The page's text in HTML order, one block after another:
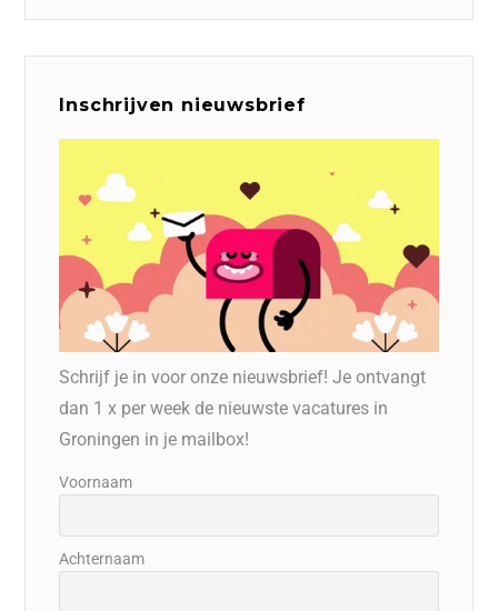
Inschrijven nieuwsbrief
Schrijf je in voor onze nieuwsbrief! Je ontvangt
dan 1 x per week de nieuwste vacatures in
Groningen in je mailbox!
Voornaam
Achternaam